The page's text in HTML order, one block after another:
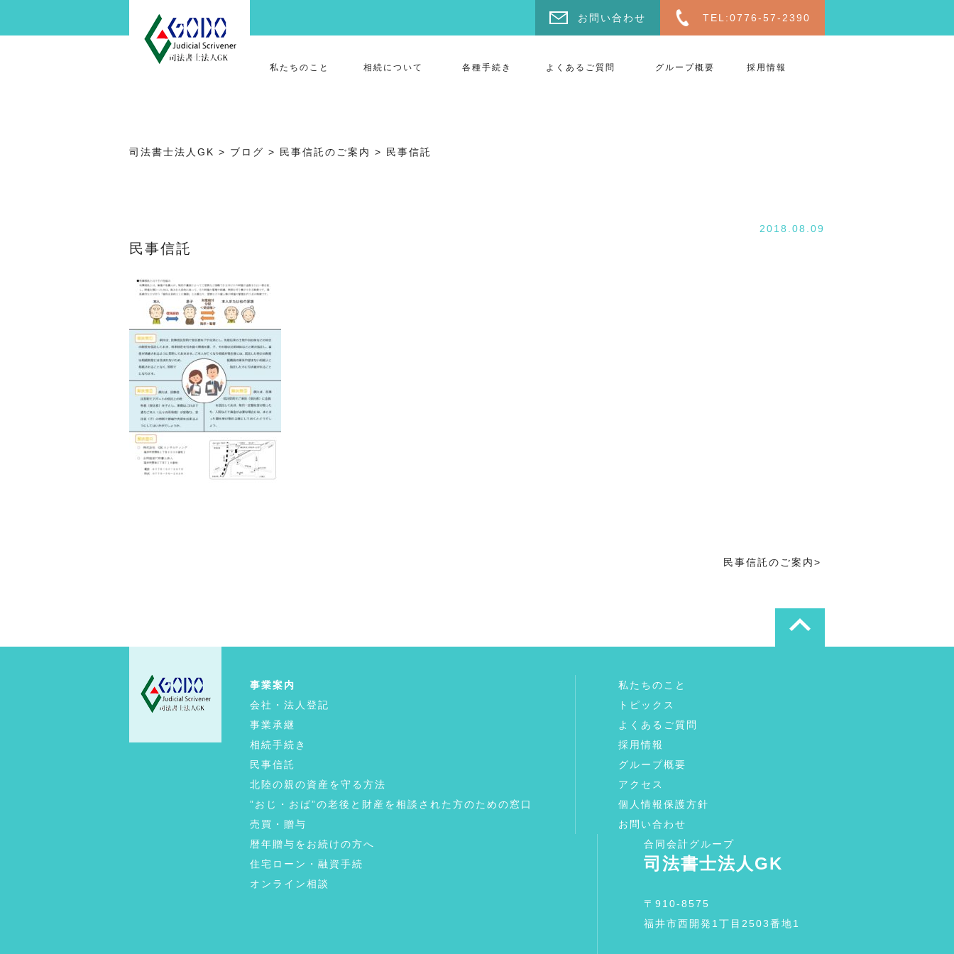
TEL:0776-57-2390
お問い合わせ
私たちのこと 相続について 各種手続き よくあるご質問 グループ概要 採用情報
司法書士法人GK > ブログ > 民事信託のご案内 > 民事信託
2018.08.09
民事信託
民事信託のご案内>
事業案内
会社・法人登記
事業承継
相続手続き
民事信託
北陸の親の資産を守る方法
”おじ・おば”の老後と財産を相談された方のための窓口
売買・贈与
暦年贈与をお続けの方へ
住宅ローン・融資手続
オンライン相談
私たちのこと
トピックス
よくあるご質問
採用情報
グループ概要
アクセス
個人情報保護方針
お問い合わせ
合同会計グループ
司法書士法人GK
〒910-8575
福井市西開発1丁目2503番地1